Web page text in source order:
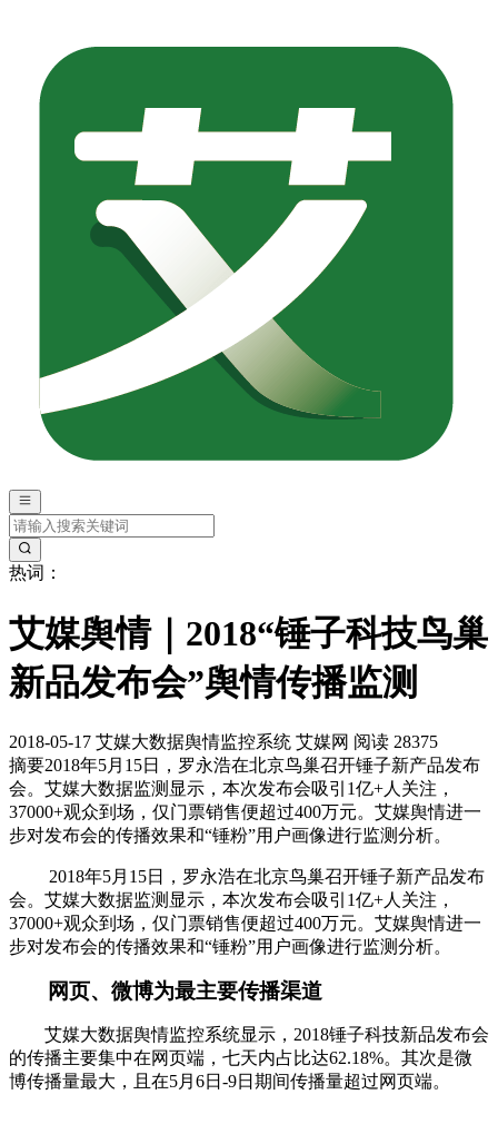
热词：
艾媒舆情｜2018“锤子科技鸟巢
新品发布会”舆情传播监测
2018-05-17 艾媒大数据舆情监控系统 艾媒网 阅读 28375
摘要2018年5月15日，罗永浩在北京鸟巢召开锤子新产品发布
会。艾媒大数据监测显示，本次发布会吸引1亿+人关注，
37000+观众到场，仅门票销售便超过400万元。艾媒舆情进一
步对发布会的传播效果和“锤粉”用户画像进行监测分析。
2018年5月15日，罗永浩在北京鸟巢召开锤子新产品发布
会。艾媒大数据监测显示，本次发布会吸引1亿+人关注，
37000+观众到场，仅门票销售便超过400万元。艾媒舆情进一
步对发布会的传播效果和“锤粉”用户画像进行监测分析。
网页、微博为最主要传播渠道
艾媒大数据舆情监控系统显示，2018锤子科技新品发布会
的传播主要集中在网页端，七天内占比达62.18%。其次是微
博传播量最大，且在5月6日-9日期间传播量超过网页端。